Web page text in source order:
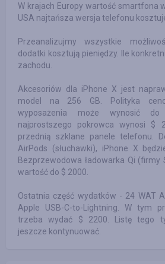
W krajach Europy wartość smartfona
USA najtańsza wersja telefonu
Przeanalizujmy wszystkie
dodatki kosztują pieniędzy. Ile
zachodu.
Akcesoriów dla iPhone X jest
model na 256 GB. Polityka
wyposażenia może wynosić
najprostszego pokrowca wynosi $
przednią szklane panele telefonu.
AirPods (słuchawki), iPhone X
Bezprzewodowa ładowarka Qi (firmy
wartość do $ 2000.
Ostatnia część wydatków - 24 WAT
Apple USB-C-to-Lightning. W tym
trzeba wydać $ 2200. Listę tego
jeszcze kontynuować.